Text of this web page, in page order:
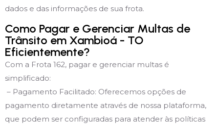
dados e das informações de sua frota.
Como Pagar e Gerenciar Multas de
Trânsito em Xambioá - TO
Eficientemente?
Com a Frota 162, pagar e gerenciar multas é
simplificado:
– Pagamento Facilitado: Oferecemos opções de
pagamento diretamente através de nossa plataforma,
que podem ser configuradas para atender às políticas